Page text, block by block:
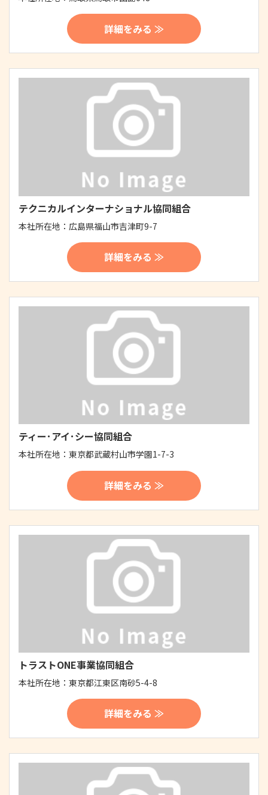
詳細をみる ≫
テクニカルインターナショナル協同組合
本社所在地： 広島県福山市吉津町9-7
詳細をみる ≫
ティー･アイ･シー協同組合
本社所在地： 東京都武蔵村山市学園1-7-3
詳細をみる ≫
トラストONE事業協同組合
本社所在地： 東京都江東区南砂5-4-8
詳細をみる ≫